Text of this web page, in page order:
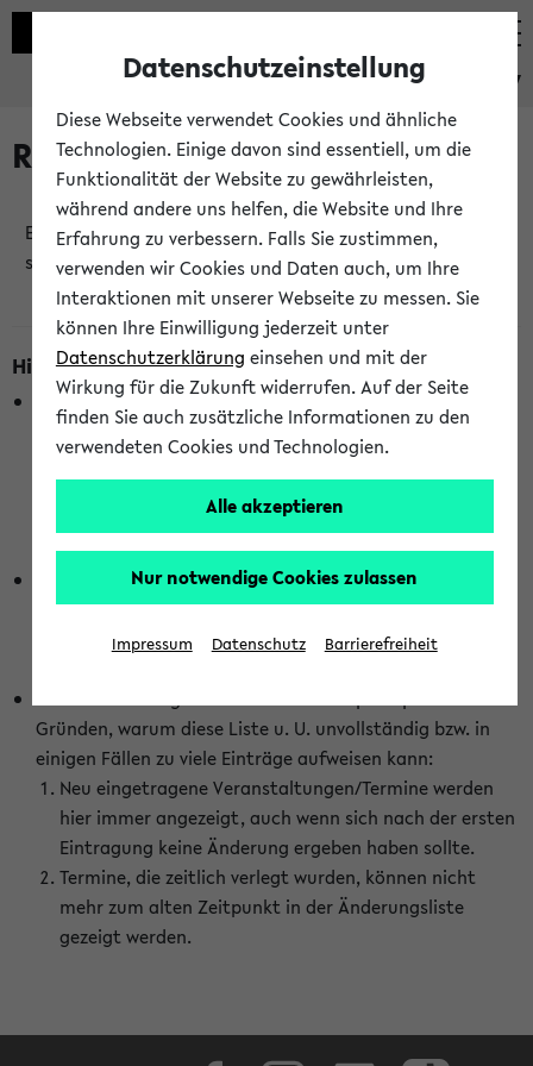
eKVV
Raumänderungen
Es wurden keine Raumänderungen an jetzt
stattfindenden Veranstaltungen gefunden!
Hinweise zur Liste der Raumänderungen
In dieser Liste werden nur Veranstaltungstermine
berücksichtigt, die gerade oder innerhalb der nächsten 2
Stunden stattfinden. Berücksichtigt werden nur Termine,
wurden. Die Anzeige ist semesterübergreifend und nicht
abhängig vom im eKVV gewählten Semester.
Die hier gezeigte Liste von Raumänderungen kann nur
vollständig sein, wenn den Fakultäten von den Lehrenden
die Änderungen zeitnah mitgeteilt und diese Änderungen
Gründen, warum diese Liste u. U. unvollständig bzw. in
einigen Fällen zu viele Einträge aufweisen kann:
Neu eingetragene Veranstaltungen/Termine werden
hier immer angezeigt, auch wenn sich nach der ersten
Eintragung keine Änderung ergeben haben sollte.
Termine, die zeitlich verlegt wurden, können nicht
mehr zum alten Zeitpunkt in der Änderungsliste
gezeigt werden.
Datenschutzeinstellung
Diese Webseite verwendet Cookies und ähnliche
Technologien. Einige davon sind essentiell, um die
Funktionalität der Website zu gewährleisten,
während andere uns helfen, die Website und Ihre
Erfahrung zu verbessern. Falls Sie zustimmen,
verwenden wir Cookies und Daten auch, um Ihre
Interaktionen mit unserer Webseite zu messen. Sie
können Ihre Einwilligung jederzeit unter
Datenschutzerklärung einsehen und mit der
Wirkung für die Zukunft widerrufen. Auf der Seite
finden Sie auch zusätzliche Informationen zu den
verwendeten Cookies und Technologien.
Alle akzeptieren
Nur notwendige Cookies zulassen
Impressum Datenschutz Barrierefreiheit